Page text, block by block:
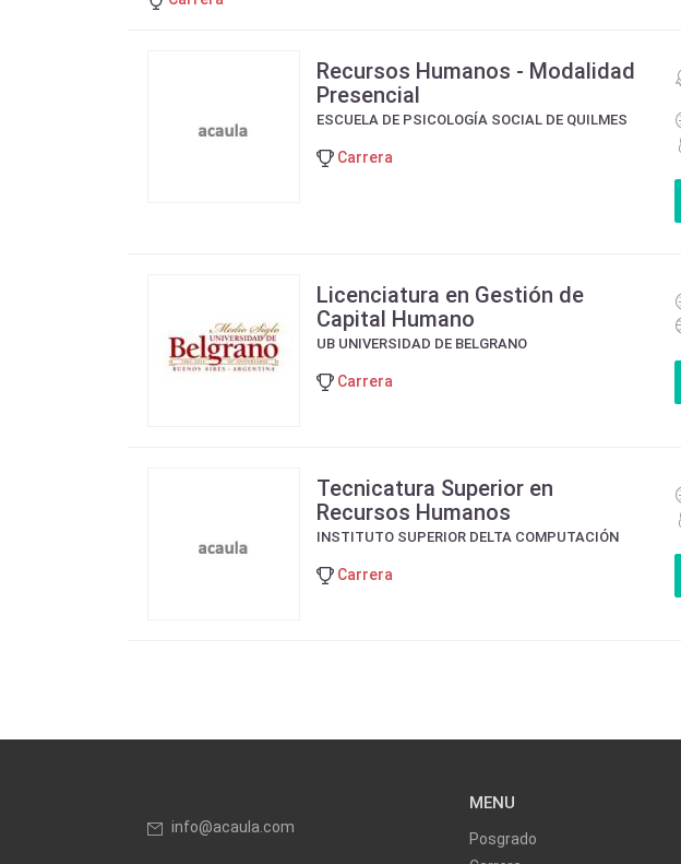
Recursos Humanos - Modalidad
Presencial
ESCUELA DE PSICOLOGÍA SOCIAL DE QUILMES
Carrera
Licenciatura en Gestión de
Capital Humano
UB UNIVERSIDAD DE BELGRANO
Carrera
Tecnicatura Superior en
Recursos Humanos
INSTITUTO SUPERIOR DELTA COMPUTACIÓN
Carrera
info@acaula.com
MENU
Posgrado